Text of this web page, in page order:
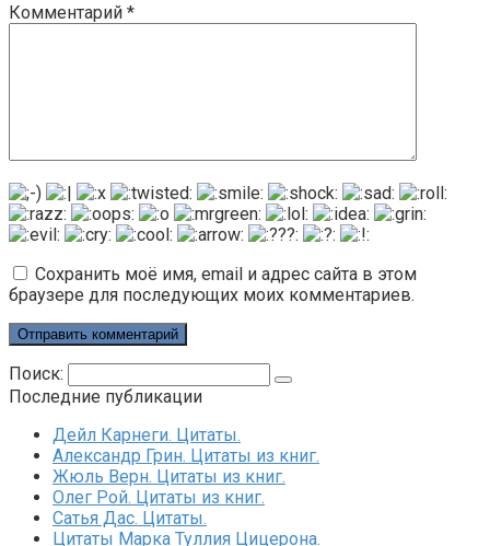
Комментарий *
Сохранить моё имя, email и адрес сайта в этом
браузере для последующих моих комментариев.
Поиск:
Последние публикации
Дейл Карнеги. Цитаты.
Александр Грин. Цитаты из книг.
Жюль Верн. Цитаты из книг.
Олег Рой. Цитаты из книг.
Сатья Дас. Цитаты.
Цитаты Марка Туллия Цицерона.